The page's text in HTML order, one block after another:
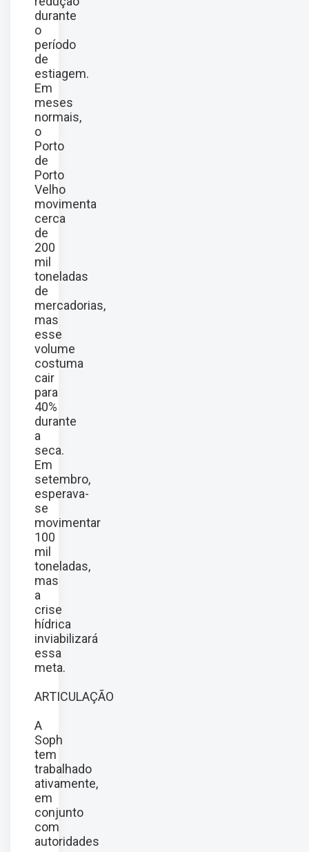
durante
o
período
de
estiagem.
Em
meses
normais,
o
Porto
de
Porto
Velho
movimenta
cerca
de
200
mil
toneladas
de
mercadorias,
mas
esse
volume
costuma
cair
para
40%
durante
a
seca.
Em
setembro,
esperava-
se
movimentar
100
mil
toneladas,
mas
a
crise
hídrica
inviabilizará
essa
meta.
ARTICULAÇÃO
A
Soph
tem
trabalhado
ativamente,
em
conjunto
com
autoridades